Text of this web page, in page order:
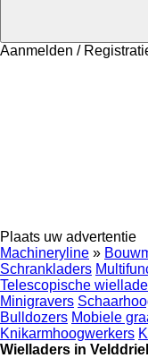
Aanmelden /
Plaats uw advertentie
Machineryline »
Schrankladers
Telescopische
Minigravers
Bulldozers Mobiele
Knikarmhoogwerkers
Wielladers in Velddriel